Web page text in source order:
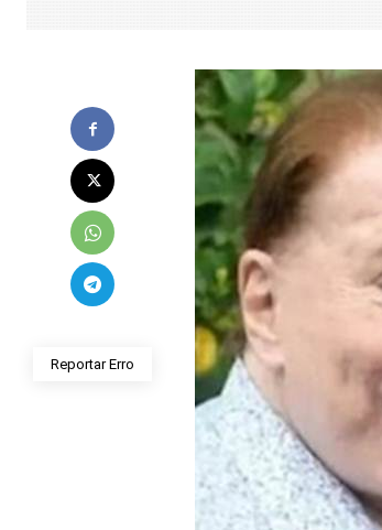
Reportar Erro